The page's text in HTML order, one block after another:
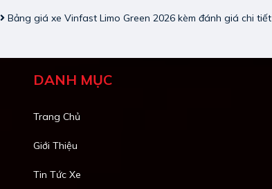
Bảng giá xe Vinfast Limo Green 2026 kèm đánh giá chi tiết
DANH MỤC
Trang Chủ
Giới Thiệu
Tin Tức Xe